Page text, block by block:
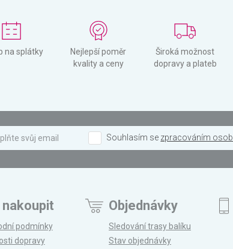
na splátky
Nejlepší poměr
kvality a ceny
Široká možnost
dopravy a plateb
Souhlasím se zpracováním
podmínky
dopravy
Objednávky
Sledování trasy balíku
Stav objednávky